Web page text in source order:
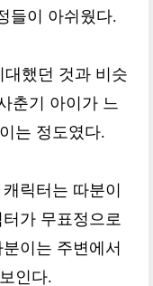
들이 아쉬웠다.
대했던 것과 비슷
춘기 아이가 느
는 정도였다.
릭터는 따분이
가 무표정으로
이는 주변에서
인다.